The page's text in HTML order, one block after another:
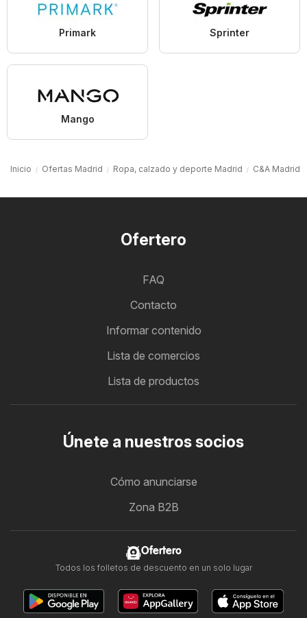
Primark Sprinter
Mango
Inicio Ofertas Madrid Ropa, calzado y deporte Madrid C&A Madrid
Ofertero
FAQ
Contacto
Informar contenido
Lista de comercios
Lista de productos
Únete a nuestros socios
Cómo anunciarse
Zona B2B
Ofertero
Todos los folletos de descuento en un solo lugar